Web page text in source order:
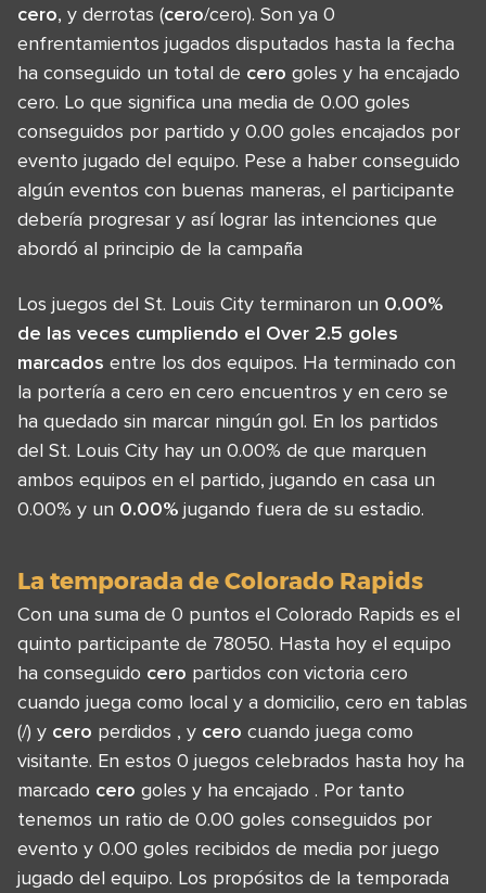
cero, y derrotas (cero/cero). Son ya 0
enfrentamientos jugados disputados hasta la fecha
ha conseguido un total de cero goles y ha encajado
cero. Lo que significa una media de 0.00 goles
conseguidos por partido y 0.00 goles encajados por
evento jugado del equipo. Pese a haber conseguido
algún eventos con buenas maneras, el participante
debería progresar y así lograr las intenciones que
abordó al principio de la campaña
Los juegos del St. Louis City terminaron un 0.00%
de las veces cumpliendo el Over 2.5 goles
marcados entre los dos equipos. Ha terminado con
la portería a cero en cero encuentros y en cero se
ha quedado sin marcar ningún gol. En los partidos
del St. Louis City hay un 0.00% de que marquen
ambos equipos en el partido, jugando en casa un
0.00% y un 0.00% jugando fuera de su estadio.
La temporada de Colorado Rapids
Con una suma de 0 puntos el Colorado Rapids es el
quinto participante de 78050. Hasta hoy el equipo
ha conseguido cero partidos con victoria cero
cuando juega como local y a domicilio, cero en tablas
(/) y cero perdidos , y cero cuando juega como
visitante. En estos 0 juegos celebrados hasta hoy ha
marcado cero goles y ha encajado . Por tanto
tenemos un ratio de 0.00 goles conseguidos por
evento y 0.00 goles recibidos de media por juego
jugado del equipo. Los propósitos de la temporada